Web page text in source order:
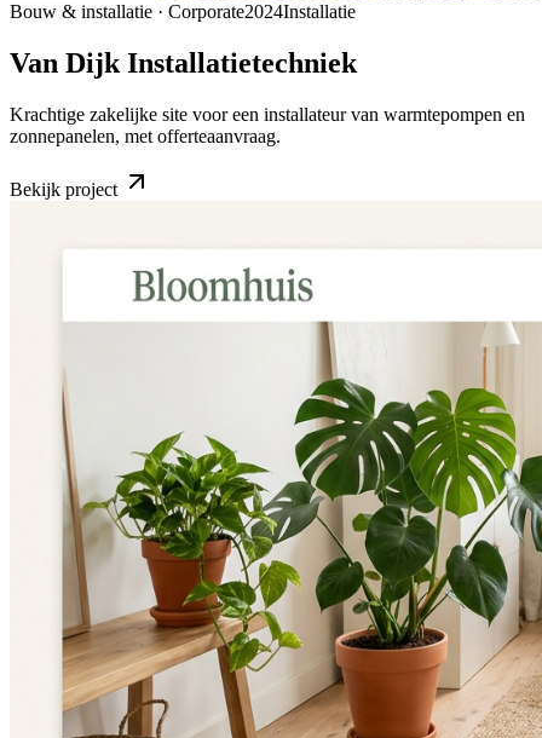
Bouw & installatie · Corporate2024Installatie
Van Dijk Installatietechniek
Krachtige zakelijke site voor een installateur van warmtepompen en
zonnepanelen, met offerteaanvraag.
Bekijk project